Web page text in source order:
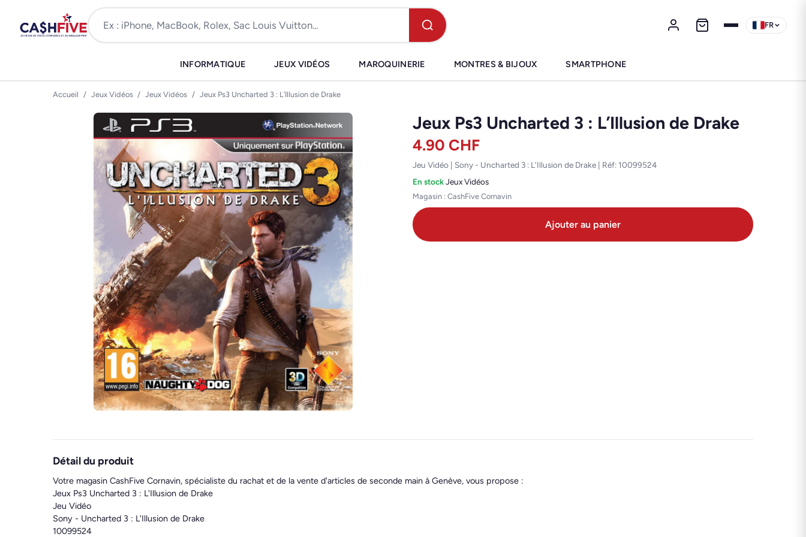
FR
INFORMATIQUE JEUX VIDÉOS MAROQUINERIE MONTRES & BIJOUX SMARTPHONE
Accueil / Jeux Vidéos / Jeux Vidéos / Jeux Ps3 Uncharted 3 : L’Illusion de Drake
Jeux Ps3 Uncharted 3 : L’Illusion de Drake
4.90 CHF
Jeu Vidéo | Sony - Uncharted 3 : L'Illusion de Drake | Réf: 10099524
En stock·Jeux Vidéos
Magasin : CashFive Cornavin
Ajouter au panier
Détail du produit
Votre magasin CashFive Cornavin, spécialiste du rachat et de la vente d'articles de seconde main à Genève, vous propose :
Jeux Ps3 Uncharted 3 : L'Illusion de Drake
Jeu Vidéo
Sony - Uncharted 3 : L'Illusion de Drake
10099524